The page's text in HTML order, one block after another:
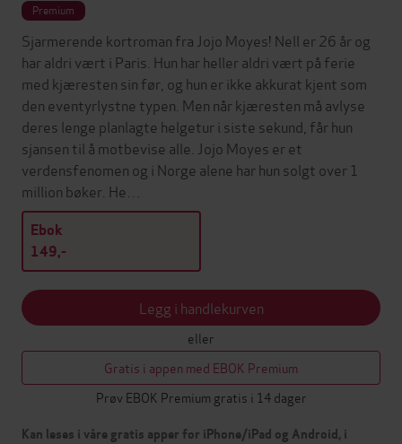
Premium
Sjarmerende kortroman fra Jojo Moyes! Nell er 26 år og
har aldri vært i Paris. Hun har heller aldri vært på ferie
med kjæresten sin før, og hun er ikke akkurat kjent som
den eventyrlystne typen. Men når kjæresten må avlyse
deres lenge planlagte helgetur i siste sekund, får hun
sjansen til å motbevise alle. Jojo Moyes er et
verdensfenomen og i Norge alene har hun solgt over 1
million bøker. He…
Ebok
149,-
Legg i handlekurven
eller
Gratis i appen med EBOK Premium
Prøv EBOK Premium gratis i 14 dager
Kan leses i våre gratis apper for iPhone/iPad og Android, i